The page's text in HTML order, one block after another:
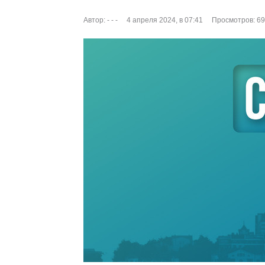
Автор: - - - 4 апреля 2024, в 07:41 Просмотров: